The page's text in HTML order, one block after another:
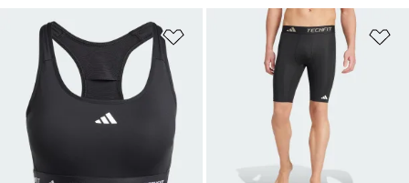
Ajouter à la Liste de produits